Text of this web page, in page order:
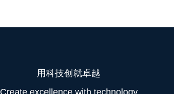
用科技创就卓越
Create excellence with technology